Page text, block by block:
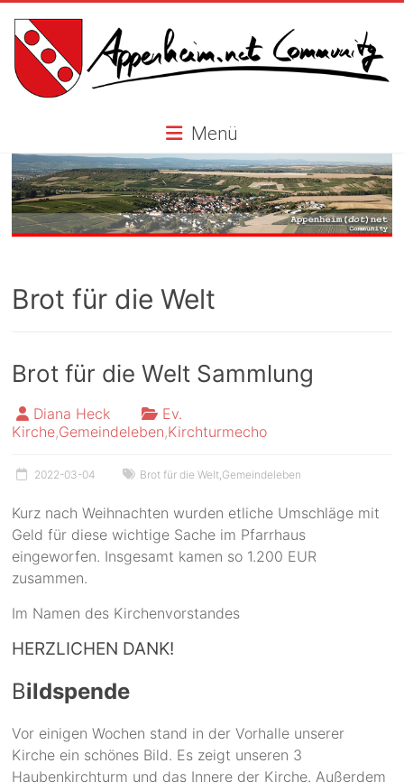
content
Appenheim.net
Community
Menü
Brot für die Welt
Brot für die Welt Sammlung
Diana Heck
Ev.
Kirche,Gemeindeleben,Kirchturmecho
2022-03-04 Brot für die Welt Gemeindeleben
Kurz nach Weihnachten wurden etliche Umschläge mit
Geld für diese wichtige Sache im Pfarrhaus
eingeworfen. Insgesamt kamen so 1.200 EUR
zusammen.
Im Namen des Kirchenvorstandes
HERZLICHEN DANK!
Bildspende
Vor einigen Wochen stand in der Vorhalle unserer
Kirche ein schönes Bild. Es zeigt unseren 3
Haubenkirchturm und das Innere der Kirche. Außerdem